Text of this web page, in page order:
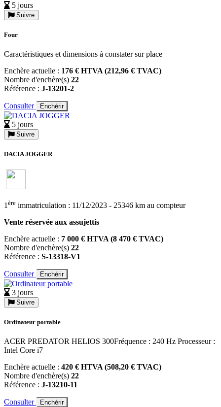
5 jours
Suivre
Four
Caractéristiques et dimensions à constater sur place
Enchère actuelle : 176 € HTVA (212,96 € TVAC)
Nombre d'enchère(s) 22
Référence : J-13201-2
Consulter Enchérir
5 jours
Suivre
DACIA JOGGER
1 ère immatriculation : 11/12/2023 - 25346 km au compteur
Vente réservée aux assujettis
Enchère actuelle : 7 000 € HTVA (8 470 € TVAC)
Nombre d'enchère(s) 22
Référence : S-13318-V1
Consulter Enchérir
3 jours
Suivre
Ordinateur portable
ACER PREDATOR HELIOS 300Fréquence : 240 Hz Processeur :
Intel Core i7
Enchère actuelle : 420 € HTVA (508,20 € TVAC)
Nombre d'enchère(s) 22
Référence : J-13210-11
Consulter Enchérir